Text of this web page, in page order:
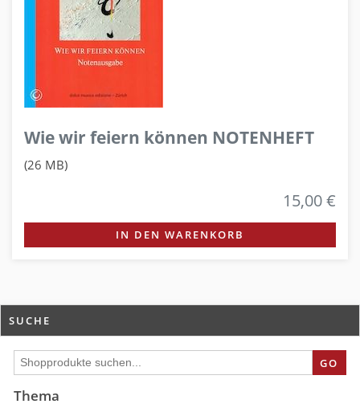
Wie wir feiern können NOTENHEFT
(26 MB)
15,00 €
IN DEN WARENKORB
SUCHE
GO
Thema